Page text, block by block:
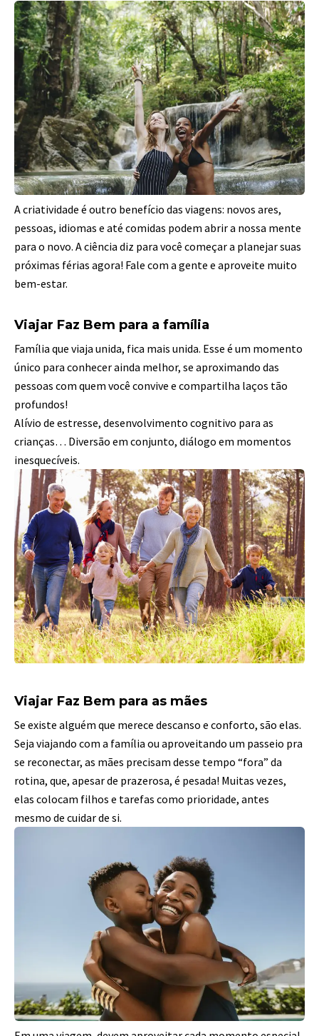
A criatividade é outro benefício das viagens: novos ares,
pessoas, idiomas e até comidas podem abrir a nossa mente
para o novo. A ciência diz para você começar a planejar suas
próximas férias agora! Fale com a gente e aproveite muito
bem-estar.
Viajar Faz Bem para a família
Família que viaja unida, fica mais unida. Esse é um momento
único para conhecer ainda melhor, se aproximando das
pessoas com quem você convive e compartilha laços tão
profundos!
Alívio de estresse, desenvolvimento cognitivo para as
crianças… Diversão em conjunto, diálogo em momentos
inesquecíveis.
Viajar Faz Bem para as mães
Se existe alguém que merece descanso e conforto, são elas.
Seja viajando com a família ou aproveitando um passeio pra
se reconectar, as mães precisam desse tempo “fora” da
rotina, que, apesar de prazerosa, é pesada! Muitas vezes,
elas colocam filhos e tarefas como prioridade, antes
mesmo de cuidar de si.